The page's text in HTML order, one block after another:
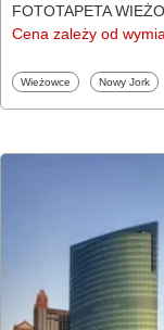
FOTOTAPETA
Cena zależy od
Fototapety
Wieżowce Fototapety
Nowy Jork